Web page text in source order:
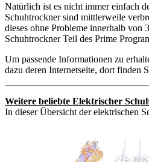
Natürlich ist es nicht immer einfach
Schuhtrockner sind mittlerweile
dieses ohne Probleme innerhalb von
Schuhtrockner Teil des Prime
Um passende Informationen zu
dazu deren Internetseite, dort finden
Weitere beliebte Elektrischer
In dieser Übersicht der elektrischen